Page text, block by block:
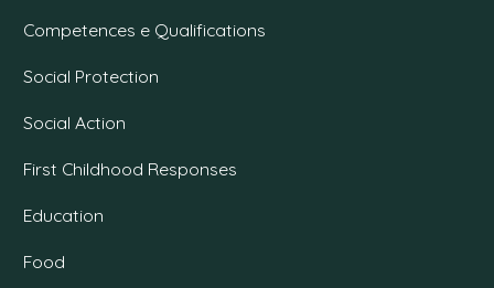
Competences e Qualifications
Social Protection
Social Action
First Childhood Responses
Education
Food